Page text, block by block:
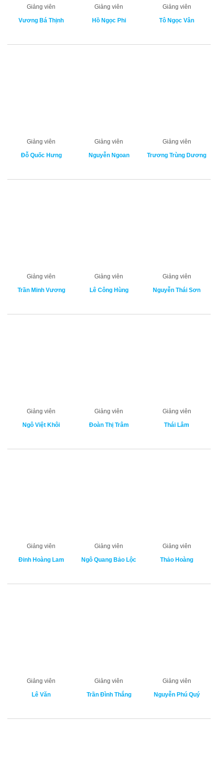
Giảng viên
Vương Bá Thịnh
Giảng viên
Hồ Ngọc Phi
Giảng viên
Tô Ngọc Vân
Giảng viên
Đỗ Quốc Hưng
Giảng viên
Nguyễn Ngoan
Giảng viên
Trương Trùng Dương
Giảng viên
Trần Minh Vương
Giảng viên
Lê Công Hùng
Giảng viên
Nguyễn Thái Sơn
Giảng viên
Ngô Việt Khôi
Giảng viên
Đoàn Thị Trâm
Giảng viên
Thái Lâm
Giảng viên
Đinh Hoàng Lam
Giảng viên
Ngô Quang Bảo Lộc
Giảng viên
Thảo Hoàng
Giảng viên
Lê Văn
Giảng viên
Trần Đình Thắng
Giảng viên
Nguyễn Phú Quý